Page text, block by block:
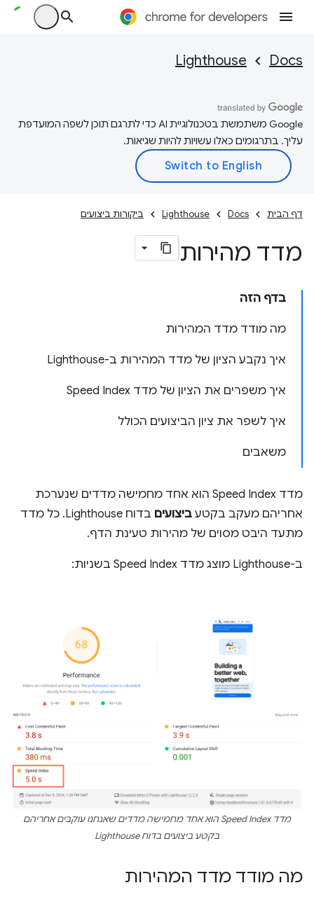
Docs
Lighthouse
‫Google משתמשת בטכנולוגיית AI כדי לתרגם תוכן לשפה המועדפת
עליך. בתרגומים כאלו עשויות להיות שגיאות.
דף הבית Docs
Lighthouse ביקורות ביצועים
מדד מהירות
בדף הזה
מה מודד מדד המהירות
איך נקבע הציון של מדד המהירות ב-Lighthouse
איך משפרים את הציון של מדד Speed Index
איך לשפר את ציון הביצועים הכולל
משאבים
מדד Speed Index הוא אחד מחמישה מדדים שנערכת
אחריהם מעקב בקטע ביצועים
בדוח Lighthouse. כל מדד
מתעד היבט מסוים של מהירות טעינת הדף.
ב-Lighthouse מוצג מדד Speed Index בשניות:
מדד Speed Index הוא אחד מחמישה מדדים שאנחנו עוקבים אחריהם
בקטע ביצועים בדוח Lighthouse
מה מודד מדד המהירות